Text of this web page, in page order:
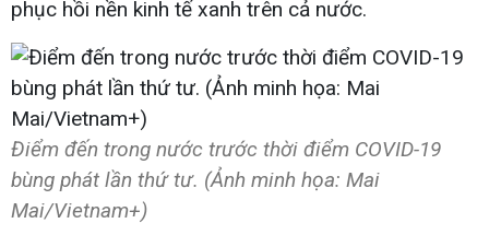
phục hồi nền kinh tế xanh trên cả nước.
Điểm đến trong nước trước thời điểm COVID-19
bùng phát lần thứ tư. (Ảnh minh họa: Mai
Mai/Vietnam+)